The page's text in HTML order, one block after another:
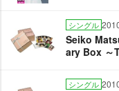
シングル
Seiko
ary Box ～
シングル